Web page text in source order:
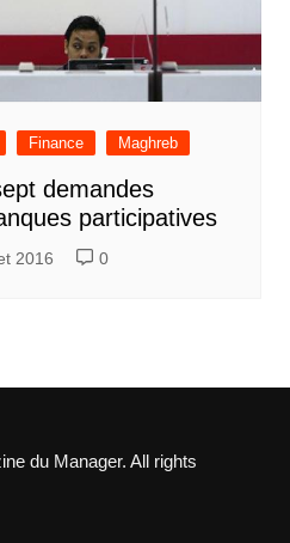
Finance Maghreb
demandes
participatives
2016 0
du Manager. All rights